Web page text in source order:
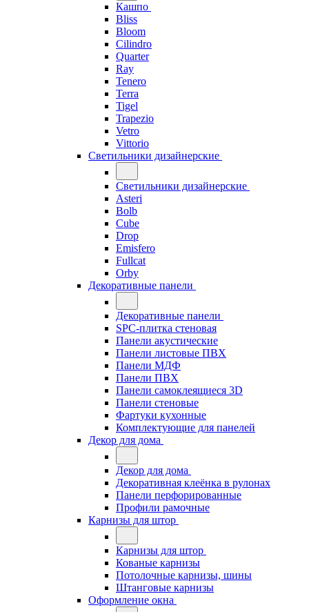
Кашпо
Bliss
Bloom
Cilindro
Quarter
Ray
Tenero
Terra
Tigel
Trapezio
Vetro
Vittorio
Светильники дизайнерские
Светильники дизайнерские
Asteri
Bolb
Cube
Drop
Emisfero
Fullcat
Orby
Декоративные панели
Декоративные панели
SPC-плитка стеновая
Панели акустические
Панели листовые ПВХ
Панели МДФ
Панели ПВХ
Панели самоклеящиеся 3D
Панели стеновые
Фартуки кухонные
Комплектующие для панелей
Декор для дома
Декор для дома
Декоративная клеёнка в рулонах
Панели перфорированные
Профили рамочные
Карнизы для штор
Карнизы для штор
Кованые карнизы
Потолочные карнизы, шины
Штанговые карнизы
Оформление окна